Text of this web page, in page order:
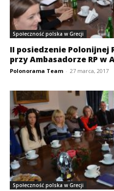
Społeczność polska w Grecji
II posiedzenie Polonijnej
przy Ambasadorze RP w
Polonorama Team - 27 marca, 2017
Społeczność polska w Grecji